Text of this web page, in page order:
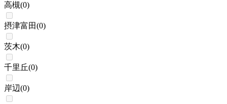
高槻(0)
摂津富田(0)
茨木(0)
千里丘(0)
岸辺(0)